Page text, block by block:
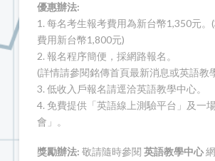
優惠辦法:
1. 每名考生報考費用為新台幣1,350元。
費用新台幣1,800元)
2. 報名程序簡便，採網路報名。
(詳情請參閱銘傳首頁最新消息或英語教
3. 低收入戶報名請逕洽英語教學中心。
4. 免費提供「英語線上測驗平台」及一
會」。
獎勵辦法: 敬請隨時參閱 英語教學中心